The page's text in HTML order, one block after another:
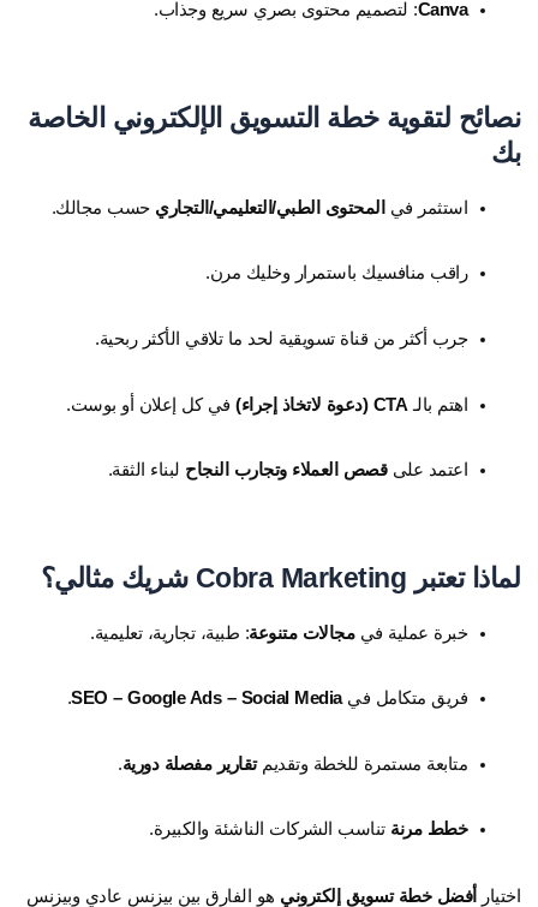
Canva: لتصميم محتوى بصري سريع وجذاب.
نصائح لتقوية خطة التسويق الإلكتروني الخاصة
بك
استثمر في المحتوى الطبي/التعليمي/التجاري حسب مجالك.
راقب منافسيك باستمرار وخليك مرن.
جرب أكثر من قناة تسويقية لحد ما تلاقي الأكثر ربحية.
اهتم بالـ CTA (دعوة لاتخاذ إجراء) في كل إعلان أو بوست.
اعتمد علىقصص العملاء وتجارب النجاح لبناء الثقة.
لماذا تعتبر Cobra Marketing شريك مثالي؟
خبرة عملية فيمجالات متنوعة: طبية، تجارية، تعليمية.
فريق متكامل فيSEO – Google Ads – Social Media
.
متابعة مستمرة للخطة وتقديمتقارير مفصلة دورية.
خطط مرنة تناسب الشركات الناشئة والكبيرة.
اختيار أفضل خطة تسويق إلكتروني هو الفارق بين بيزنس عادي وبيزنس